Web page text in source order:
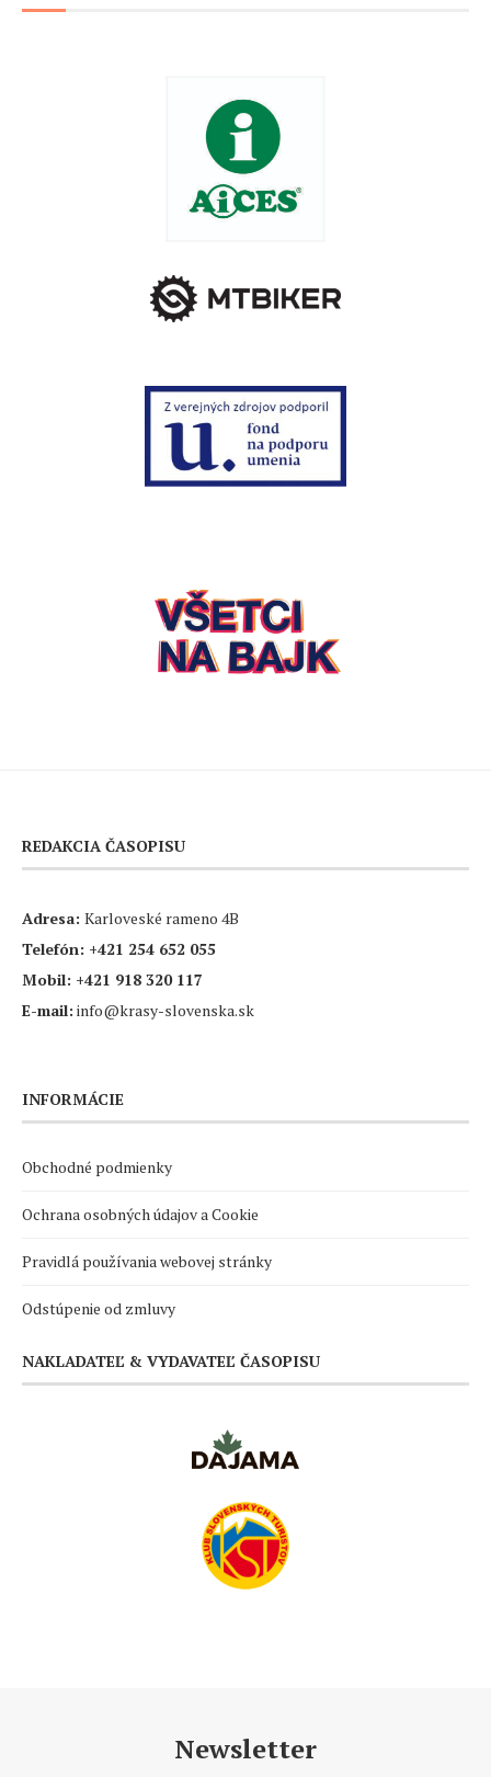
REDAKCIA ČASOPISU
Adresa: Karloveské rameno 4B
Telefón: +421 254 652 055
Mobil: +421 918 320 117
E-mail: info@krasy-slovenska.sk
INFORMÁCIE
Obchodné podmienky
Ochrana osobných údajov a Cookie
Pravidlá používania webovej stránky
Odstúpenie od zmluvy
NAKLADATEĽ & VYDAVATEĽ ČASOPISU
Newsletter